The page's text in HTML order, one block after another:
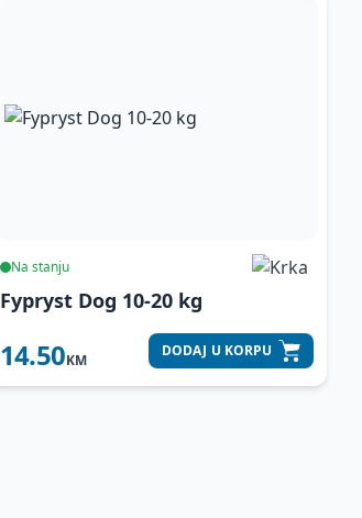
Na stanju
Fypryst Dog 10-20 kg
14.50KM
DODAJ U KORPU